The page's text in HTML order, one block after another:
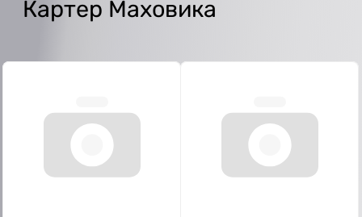
Картер Маховика